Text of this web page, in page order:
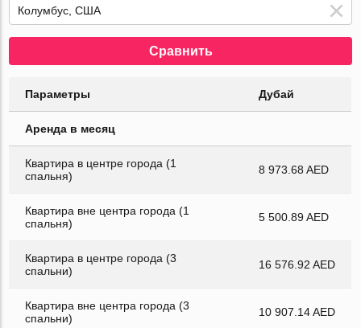
Сравнить
Параметры Дубай
Аренда в месяц
Квартира в центре города (1
спальня)
8 973.68 AED
Квартира вне центра города (1
спальня)
5 500.89 AED
Квартира в центре города (3
спальни)
16 576.92 AED
Квартира вне центра города (3
спальни)
10 907.14 AED